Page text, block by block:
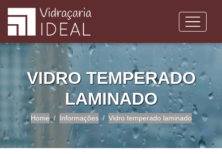
VIDRO TEMPERADO
LAMINADO
Home Informações Vidro temperado laminado